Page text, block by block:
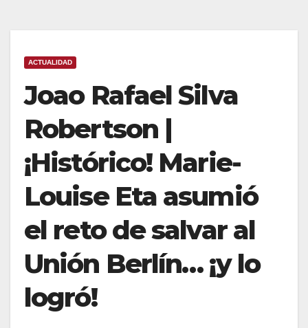
ACTUALIDAD
Joao Rafael Silva
Robertson |
¡Histórico! Marie-
Louise Eta asumió
el reto de salvar al
Unión Berlín… ¡y lo
logró!